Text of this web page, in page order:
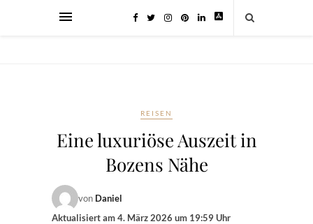
REISEN
Eine luxuriöse Auszeit in
Bozens Nähe
von Daniel
Aktualisiert am4. März 2026 um 19:59 Uhr